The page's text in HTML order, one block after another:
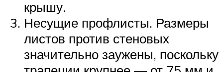
крышу.
Несущие профлисты. Размеры
листов против стеновых
значительно заужены, поскольку